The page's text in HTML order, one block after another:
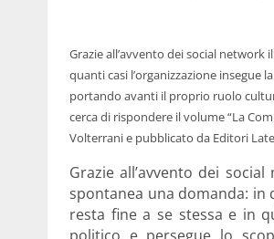
Grazie all’avvento dei social
quanti casi l’organizzazione insegue
portando avanti il proprio ruolo
cerca di rispondere il volume “La
Volterrani e pubblicato da Editori
Grazie all’avvento dei
spontanea una domanda: in
resta fine a se stessa e in